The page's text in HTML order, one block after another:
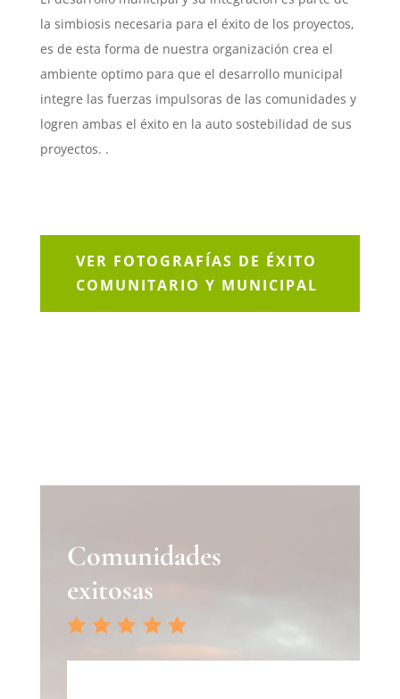
la simbiosis necesaria para el éxito de los proyectos,
es de esta forma de nuestra organización crea el
ambiente optimo para que el desarrollo municipal
integre las fuerzas impulsoras de las comunidades y
logren ambas el éxito en la auto sostebilidad de sus
proyectos. .
VER FOTOGRAFÍAS DE ÉXITO
COMUNITARIO Y MUNICIPAL
Comunidades
exitosas